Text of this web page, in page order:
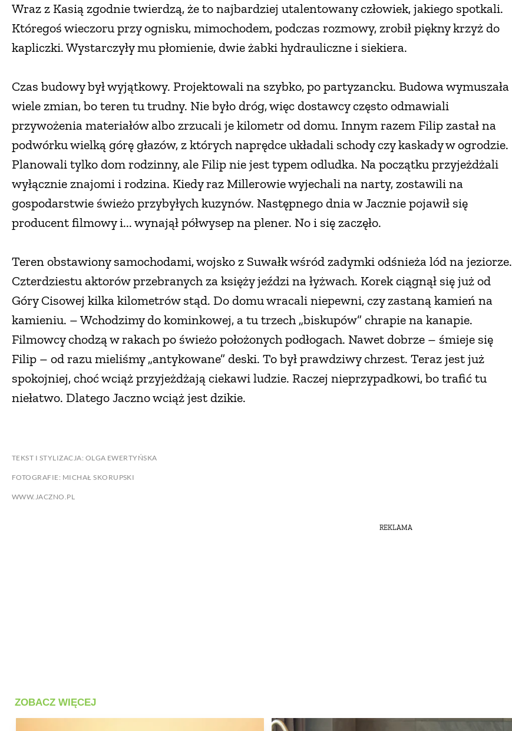
Wraz z Kasią zgodnie twierdzą, że to najbardziej utalentowany człowiek, jakiego spotkali.
Któregoś wieczoru przy ognisku, mimochodem, podczas rozmowy, zrobił piękny krzyż do
kapliczki. Wystarczyły mu płomienie, dwie żabki hydrauliczne i siekiera.
Czas budowy był wyjątkowy. Projektowali na szybko, po partyzancku. Budowa wymuszała
wiele zmian, bo teren tu trudny. Nie było dróg, więc dostawcy często odmawiali
przywożenia materiałów albo zrzucali je kilometr od domu. Innym razem Filip zastał na
podwórku wielką górę głazów, z których naprędce układali schody czy kaskady w ogrodzie.
Planowali tylko dom rodzinny, ale Filip nie jest typem odludka. Na początku przyjeżdżali
wyłącznie znajomi i rodzina. Kiedy raz Millerowie wyjechali na narty, zostawili na
gospodarstwie świeżo przybyłych kuzynów. Następnego dnia w Jacznie pojawił się
producent filmowy i... wynajął półwysep na plener. No i się zaczęło.
Teren obstawiony samochodami, wojsko z Suwałk wśród zadymki odśnieża lód na jeziorze.
Czterdziestu aktorów przebranych za księży jeździ na łyżwach. Korek ciągnął się już od
Góry Cisowej kilka kilometrów stąd. Do domu wracali niepewni, czy zastaną kamień na
kamieniu. – Wchodzimy do kominkowej, a tu trzech „biskupów” chrapie na kanapie.
Filmowcy chodzą w rakach po świeżo położonych podłogach. Nawet dobrze – śmieje się
Filip – od razu mieliśmy „antykowane” deski. To był prawdziwy chrzest. Teraz jest już
spokojniej, choć wciąż przyjeżdżają ciekawi ludzie. Raczej nieprzypadkowi, bo trafić tu
niełatwo. Dlatego Jaczno wciąż jest dzikie.
TEKST I STYLIZACJA: OLGA EWERTYŃSKA
FOTOGRAFIE: MICHAŁ SKORUPSKI
WWW.JACZNO.PL
REKLAMA